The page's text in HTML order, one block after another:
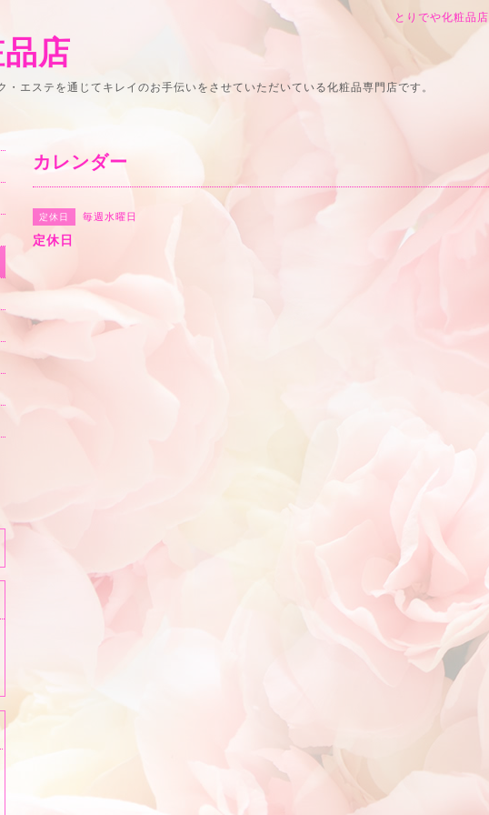
とりでや化粧品店
店
エステを通じてキレイのお手伝いをさせていただいている化粧品専門店です。
カレンダー
定休日 毎週水曜日
定休日